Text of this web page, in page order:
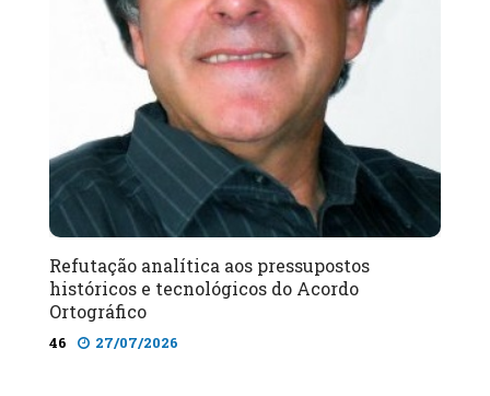
Refutação analítica aos pressupostos
históricos e tecnológicos do Acordo
Ortográfico
46 27/07/2026